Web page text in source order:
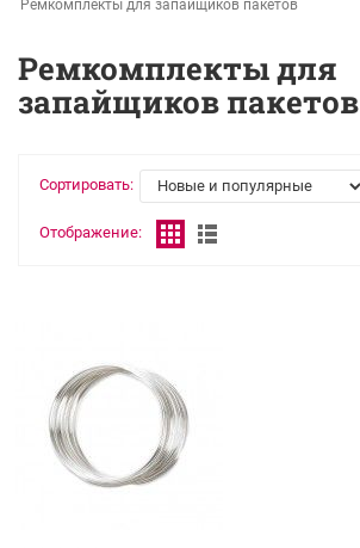
Ремкомплекты для запайщиков пакетов
Ремкомплекты для
запайщиков пакетов
Сортировать:
Отображение: